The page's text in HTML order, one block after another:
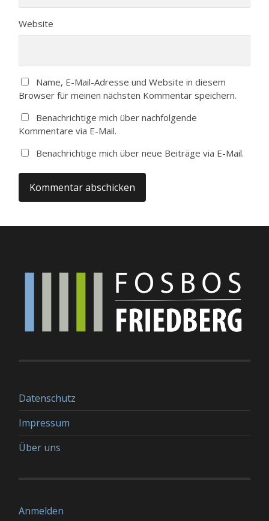
Website
Name, E-Mail-Adresse und Website in diesem
Browser für meinen nächsten Kommentar speichern.
Benachrichtige mich über nachfolgende
Kommentare via E-Mail.
Benachrichtige mich über neue Beiträge via E-Mail.
Datenschutz
Impressum
Über uns
Anmelden